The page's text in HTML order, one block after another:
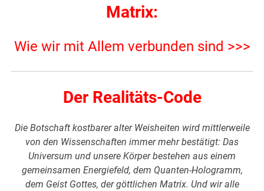
Matrix:
Wie wir mit Allem verbunden sind >>>
Der Realitäts-Code
Die Botschaft kostbarer alter Weisheiten wird mittlerweile
von den Wissenschaften immer mehr bestätigt: Das
Universum und unsere Körper bestehen aus einem
gemeinsamen Energiefeld, dem Quanten-Hologramm,
dem Geist Gottes, der göttlichen Matrix. Und wir alle